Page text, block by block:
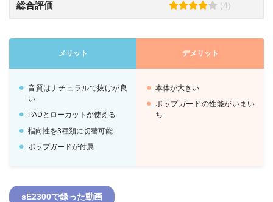
総合評価 (4)
メリット デメリット
音質はナチュラルで抜けが良
い
PADとローカットが使える
指向性を3種類に切替可能
ポップガードが付属
本体が大きい
ポップガードの性能がいまい
ち
sE2300で録った動画